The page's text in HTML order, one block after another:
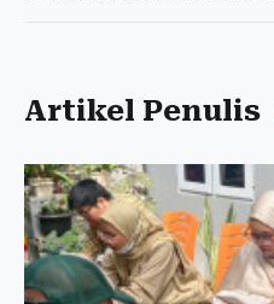
Artikel Penulis